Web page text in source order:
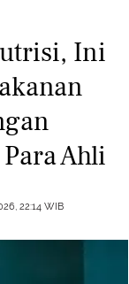
Ini
Ahli
22:14 WIB